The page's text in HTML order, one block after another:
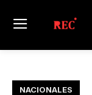
NACIONALES